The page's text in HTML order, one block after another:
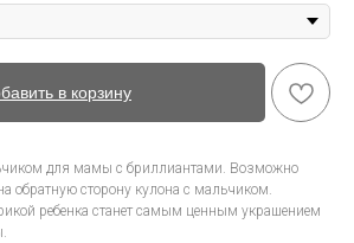
в корзину
для мамы с бриллиантами. Возможно
обратную сторону кулона с мальчиком.
ребенка станет самым ценным украшением